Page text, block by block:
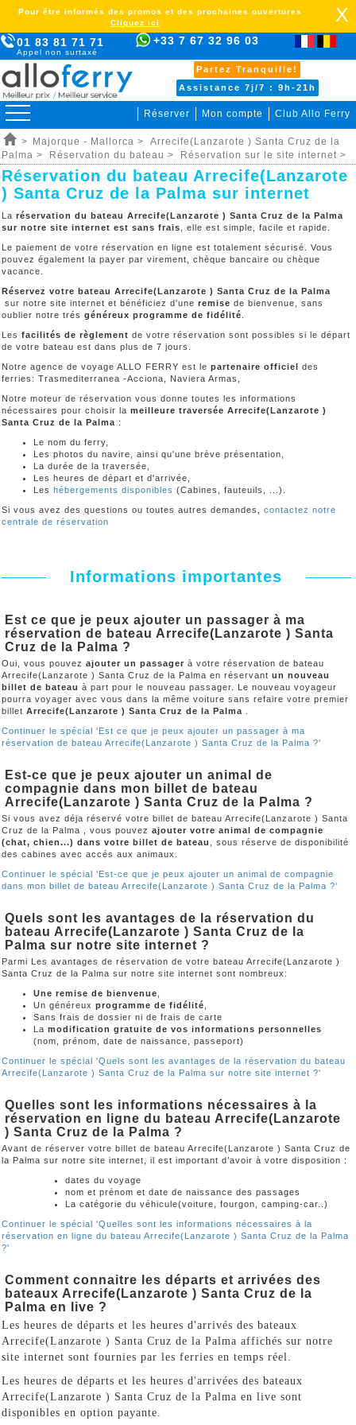
01 83 81 71 71
Appel non surtaxé
+33 7 67 32 96 03
Partez Tranquille!
Assistance 7j/7 : 9h-21h
Réserver Mon compte Club Allo Ferry
Pour être informés des promos et des prochaines ouvertures
Cliquez ici
X
> Majorque - Mallorca >
Arrecife(Lanzarote ) Santa Cruz de la
Palma >
Réservation du bateau > Réservation sur le site internet >
Réservation du bateau Arrecife(Lanzarote
) Santa Cruz de la Palma sur internet
La réservation du bateau Arrecife(Lanzarote ) Santa Cruz de la Palma
sur notre site internet est sans frais , elle est simple, facile et rapide.
Le paiement de votre réservation en ligne est totalement sécurisé. Vous
pouvez également la payer par virement, chèque bancaire ou chèque
vacance.
Réservez votre bateau Arrecife(Lanzarote ) Santa Cruz de la Palma
sur notre site internet et bénéficiez d'une remise de bienvenue, sans
oublier notre trés généreux programme de fidélité
Les facilités de règlement de votre réservation sont possibles si le départ
de votre bateau est dans plus de 7 jours.
Notre agence de voyage ALLO FERRY est le partenaire officiel des
ferries: Trasmediterranea -Acciona, Naviera Armas,
Notre moteur de réservation vous donne toutes les informations
nécessaires pour choisir la meilleure traversée Arrecife(Lanzarote )
Santa Cruz de la Palma :
Le nom du ferry,
Les photos du navire, ainsi qu'une brève présentation,
La durée de la traversée,
Les heures de départ et d'arrivée,
Les hébergements disponibles (Cabines, fauteuils, ...).
Si vous avez des questions ou toutes autres demandes, contactez notre
centrale de réservation
Informations importantes
Est ce que je peux ajouter un passager à ma
réservation de bateau Arrecife(Lanzarote ) Santa
Cruz de la Palma ?
Oui, vous pouvez ajouter un passager à votre réservation de bateau
Arrecife(Lanzarote ) Santa Cruz de la Palma en réservant un nouveau
billet de bateau à part pour le nouveau passager. Le nouveau voyageur
pourra voyager avec vous dans la même voiture sans refaire votre premier
billet Arrecife(Lanzarote ) Santa Cruz de la Palma
Continuer le spécial 'Est ce que je peux ajouter un passager à ma
réservation de bateau Arrecife(Lanzarote ) Santa Cruz de la Palma ?'
Est-ce que je peux ajouter un animal de
compagnie dans mon billet de bateau
Arrecife(Lanzarote ) Santa Cruz de la Palma ?
Si vous avez déja réservé votre billet de bateau Arrecife(Lanzarote ) Santa
Cruz de la Palma , vous pouvez ajouter votre animal de compagnie
(chat, chien...) dans votre billet de bateau
, sous réserve de disponibilité
des cabines avec accés aux animaux.
Continuer le spécial 'Est-ce que je peux ajouter un animal de compagnie
dans mon billet de bateau Arrecife(Lanzarote ) Santa Cruz de la Palma ?'
Quels sont les avantages de la réservation du
bateau Arrecife(Lanzarote ) Santa Cruz de la
Palma sur notre site internet ?
Parmi Les avantages de réservation de votre bateau Arrecife(Lanzarote )
Santa Cruz de la Palma sur notre site internet sont nombreux:
Une remise de bienvenue
Un généreux programme de fidélité
Sans frais de dossier ni de frais de carte
La modification gratuite de vos informations personnelles
(nom, prénom, date de naissance, passeport)
Continuer le spécial 'Quels sont les avantages de la réservation du bateau
Arrecife(Lanzarote ) Santa Cruz de la Palma sur notre site internet ?'
Quelles sont les informations nécessaires à la
réservation en ligne du bateau Arrecife(Lanzarote
) Santa Cruz de la Palma ?
Avant de réserver votre billet de bateau Arrecife(Lanzarote ) Santa Cruz de
la Palma sur notre site internet, il est important d’avoir à votre disposition :
dates du voyage
nom et prénom et date de naissance des passages
La catégorie du véhicule(voiture, fourgon, camping-car..)
Continuer le spécial 'Quelles sont les informations nécessaires à la
réservation en ligne du bateau Arrecife(Lanzarote ) Santa Cruz de la Palma
?'
Comment connaitre les départs et arrivées des
bateaux Arrecife(Lanzarote ) Santa Cruz de la
Palma en live ?
Les heures de départs et les heures d'arrivés des bateaux
Arrecife(Lanzarote ) Santa Cruz de la Palma affichés sur notre
site internet sont fournies par les ferries en temps réel.
Les heures de départs et les heures d'arrivées des bateaux
Arrecife(Lanzarote ) Santa Cruz de la Palma en live sont
disponibles en option payante.